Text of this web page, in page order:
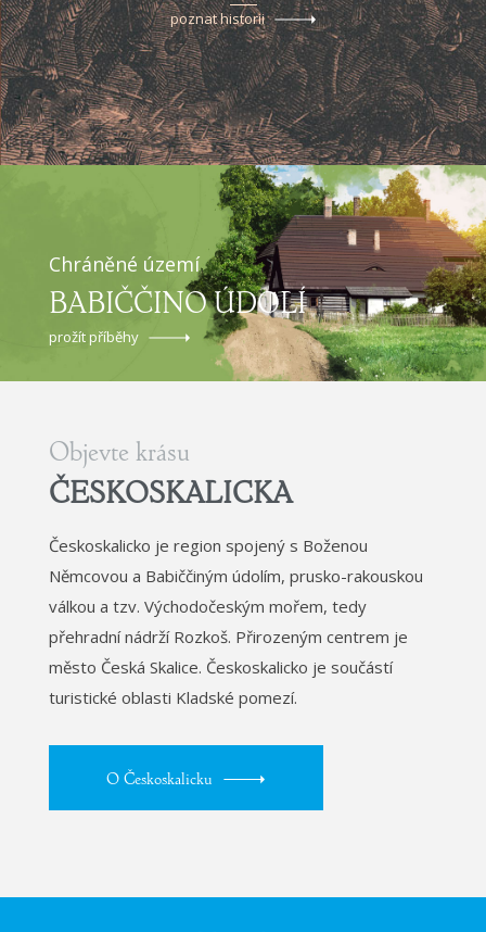
poznat historii
Chráněné území
BABIČČINO ÚDOLÍ
prožít příběhy
Objevte krásu
ČESKOSKALICKA
Českoskalicko je region spojený s Boženou
Němcovou a Babiččiným údolím, prusko-rakouskou
válkou a tzv. Východočeským mořem, tedy
přehradní nádrží Rozkoš. Přirozeným centrem je
město Česká Skalice. Českoskalicko je součástí
turistické oblasti Kladské pomezí.
O Českoskalicku